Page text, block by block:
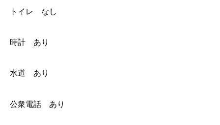
トイレ なし
時計 あり
水道 あり
公衆電話 あり